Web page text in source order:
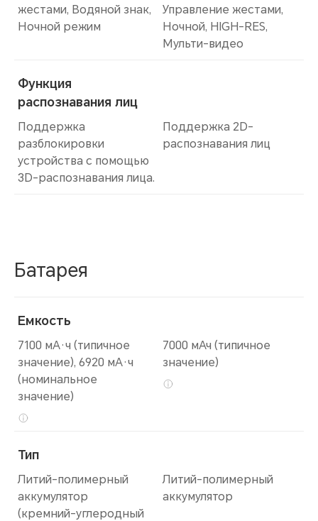
жестами, Водяной знак,
Ночной режим
Функция
распознавания лиц
Поддержка
разблокировки
устройства с помощью
3D-распознавания лица.
Управление жестами,
Ночной, HIGH-RES,
Мульти-видео
Поддержка 2D-
распознавания лиц
Батарея
Емкость
7100 мА·ч (типичное
значение), 6920 мА·ч
(номинальное
значение)
Тип
Литий-полимерный
аккумулятор
(кремний-углеродный
7000 мАч (типичное
значение)
Литий-полимерный
аккумулятор